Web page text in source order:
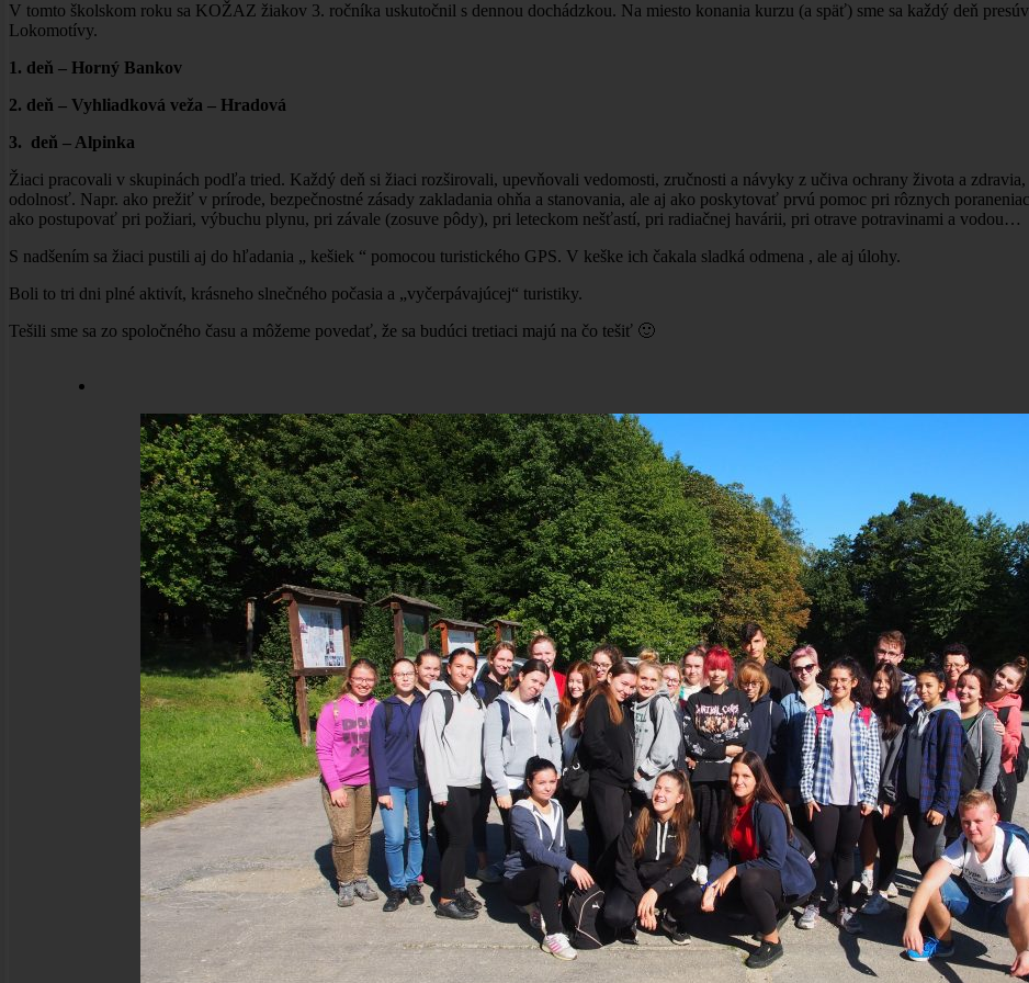
V tomto školskom roku sa KOŽAZ žiakov 3. ročníka uskutočnil s dennou dochádzkou. Na miesto konania kurzu (a späť) sme sa každý deň
Lokomotívy.
1. deň – Horný Bankov
2. deň – Vyhliadková veža – Hradová
3. deň – Alpinka
Žiaci pracovali v skupinách podľa tried. Každý deň si žiaci rozširovali, upevňovali vedomosti, zručnosti a návyky z učiva ochrany života a
odolnosť. Napr. ako prežiť v prírode, bezpečnostné zásady zakladania ohňa a stanovania, ale aj ako poskytovať prvú pomoc pri rôznych
ako postupovať pri požiari, výbuchu plynu, pri závale (zosuve pôdy), pri leteckom nešťastí, pri radiačnej havárii, pri otrave potravinami a vodou…
S nadšením sa žiaci pustili aj do hľadania „ kešiek “ pomocou turistického GPS. V keške ich čakala sladká odmena , ale aj úlohy.
Boli to tri dni plné aktivít, krásneho slnečného počasia a „vyčerpávajúcej“ turistiky.
Tešili sme sa zo spoločného času a môžeme povedať, že sa budúci tretiaci majú na čo tešiť 🙂